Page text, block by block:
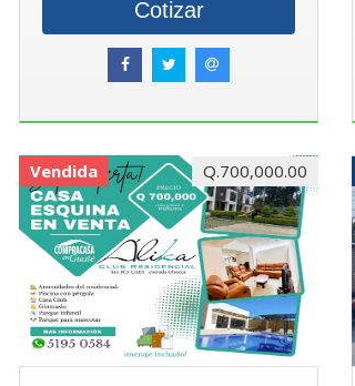
Cotizar
Vendida Q.700,000.00